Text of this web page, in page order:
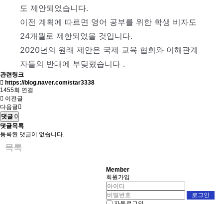
도 제안되었습니다.
이전 계획에 따르면 영어 공부를 위한 학생 비자도
24개월로 제한되었을 것입니다.
2020년의 원래 제안은 국제 교육 협회와 이해관계
자들의 반대에 부딪혔습니다 .
관련링크
https://blog.naver.com/star3338
1455회 연결
이전글
다음글
댓글 0
댓글목록
등록된 댓글이 없습니다.
목록
Member
회원가입